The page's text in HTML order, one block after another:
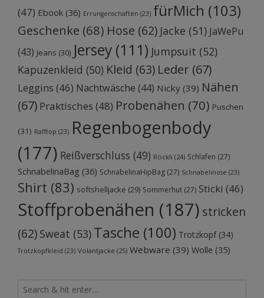
(47) Ebook (36) Errungenschaften (23) fürMich (103)
Geschenke (68) Hose (62) Jacke (51) JaWePu
(43) Jeans (30) Jersey (111) Jumpsuit (52)
Kapuzenkleid (50) Kleid (63) Leder (67)
Leggins (46) Nachtwäsche (44) Nicky (39) Nähen
(67) Praktisches (48) Probenähen (70) Puschen
(31) Rafftop (23) Regenbogenbody
(177) Reißverschluss (49) Röckli (24) Schlafen (27)
SchnabelinaBag (36) SchnabelinaHipBag (27) Schnabelinose (23)
Shirt (83) softshelljacke (29) Sommerhut (27) Sticki (46)
Stoffprobenähen (187) stricken
(62) Sweat (53) Tasche (100) Trotzkopf(34)
Trotzkopfkleid (23) Volantjacke (25) Webware (39) Wolle (35)